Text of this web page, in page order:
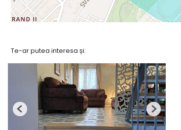
Te-ar putea interesa și:
Previous Next